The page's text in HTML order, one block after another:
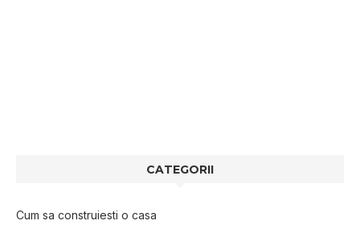
CATEGORII
Cum sa construiesti o casa